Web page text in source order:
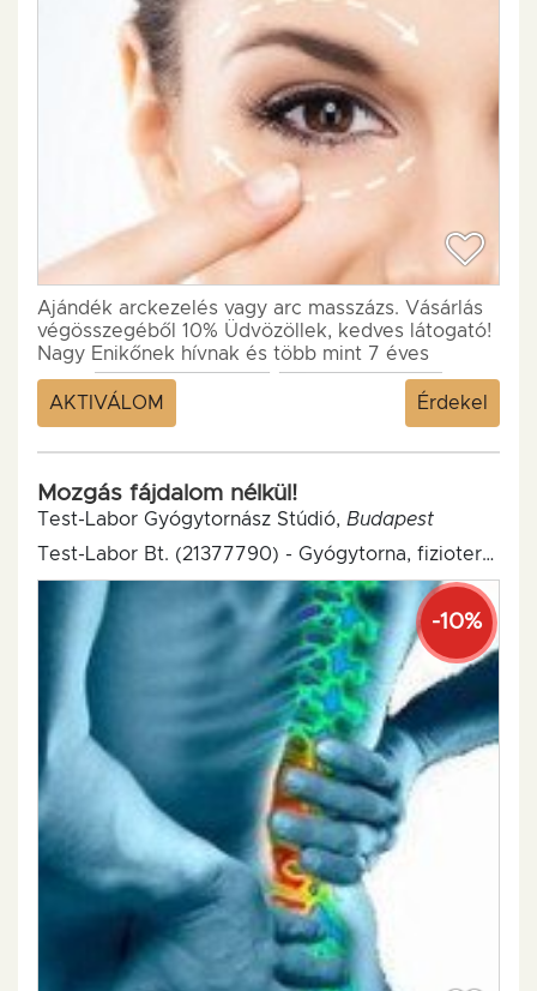
Ajándék arckezelés vagy arc masszázs. Vásárlás
végösszegéből 10% Üdvözöllek, kedves látogató!
Nagy Enikőnek hívnak és több mint 7 éves
tapasztalattal...
AKTIVÁLOM
Érdekel
Mozgás fájdalom nélkül!
Test-Labor Gyógytornász Stúdió, Budapest
Test-Labor Bt. (21377790) - Gyógytorna, fizioterápia
-10%